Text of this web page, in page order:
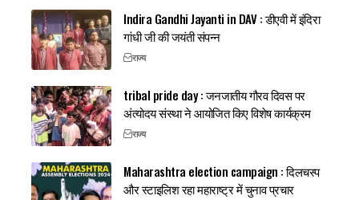
Indira Gandhi Jayanti in DAV : डीएवी में इंदिरा
गांधी जी की जयंती संपन्न
राज्य
tribal pride day : जनजातीय गौरव दिवस पर
अंत्योदय संस्था ने आयोजित किए विशेष कार्यक्रम
राज्य
Maharashtra election campaign : दिलचस्प
और स्टाइलिश रहा महाराष्ट्र में चुनाव प्रचार